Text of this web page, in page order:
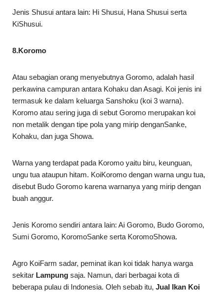
Jenis Shusui antara lain: Hi Shusui, Hana Shusui serta
KiShusui.
8.Koromo
Atau sebagian orang menyebutnya Goromo, adalah hasil
perkawina campuran antara Kohaku dan Asagi. Koi jenis ini
termasuk ke dalam keluarga Sanshoku (koi 3 warna).
Koromo atau sering juga di sebut Goromo merupakan koi
non metalik dengan tipe pola yang mirip denganSanke,
Kohaku, dan juga Showa.
Warna yang terdapat pada Koromo yaitu biru, keunguan,
ungu tua ataupun hitam. KoiKoromo dengan warna ungu tua,
disebut Budo Goromo karena warnanya yang mirip dengan
buah anggur.
Jenis Koromo sendiri antara lain: Ai Goromo, Budo Goromo,
Sumi Goromo, KoromoSanke serta KoromoShowa.
Agro KoiFarm sadar, peminat ikan koi tidak hanya warga
sekitar Lampung saja. Namun, dari berbagai kota di
beberapa pulau di Indonesia. Oleh sebab itu, Jual Ikan Koi